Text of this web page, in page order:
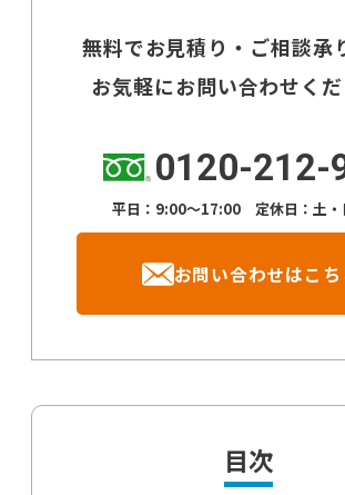
無料でお見積り・ご相談承
お気軽にお問い合わせくだ
0120-212-
平日：9:00～17:00 定休日：土・
お問い合わせはこち
目次